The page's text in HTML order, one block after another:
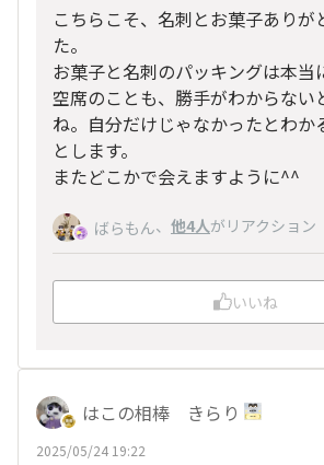
こちらこそ、名刺とお菓子ありが
た。
お菓子と名刺のパッキングは本当
空席のことも、勝手がわからない
ね。自分だけじゃなかったとわか
とします。
またどこかで会えますように^^
ばらもん、 他4人がリアクション
いいね
はこの相棒 きらり
2025/05/24 19:22